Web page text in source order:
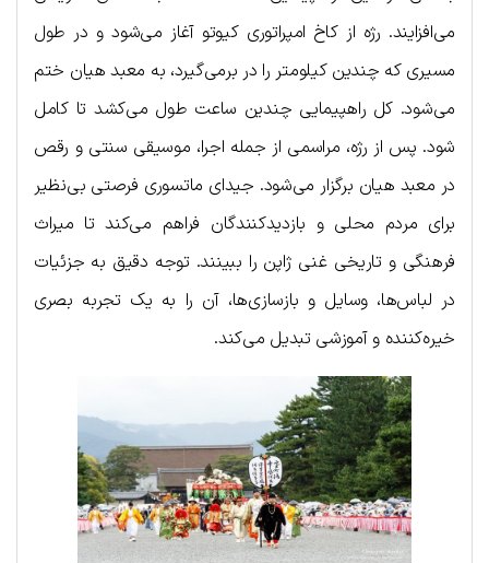
می‌افزایند. رژه از کاخ امپراتوری کیوتو آغاز می‌شود و در طول
مسیری که چندین کیلومتر را در برمی‌گیرد، به معبد هیان ختم
می‌شود. کل راهپیمایی چندین ساعت طول می‌کشد تا کامل
شود. پس از رژه، مراسمی از جمله اجرا، موسیقی سنتی و رقص
در معبد هیان برگزار می‌شود. جیدای ماتسوری فرصتی بی‌نظیر
برای مردم محلی و بازدیدکنندگان فراهم می‌کند تا میراث
فرهنگی و تاریخی غنی ژاپن را ببینند. توجه دقیق به جزئیات
در لباس‌ها، وسایل و بازسازی‌ها، آن را به یک تجربه بصری
خیره‌کننده و آموزشی تبدیل می‌کند.